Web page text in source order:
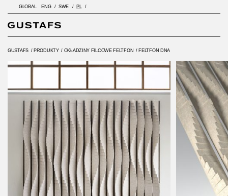
GLOBAL ENG SWE PL
GUSTAFS / PRODUKTY / OKŁADZINY FILCOWE FELTFON / FELTFON DNA